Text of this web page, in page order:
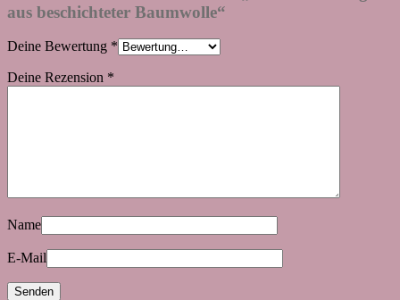
aus beschichteter Baumwolle“
Deine Bewertung *
Deine Rezension *
Name
E-Mail